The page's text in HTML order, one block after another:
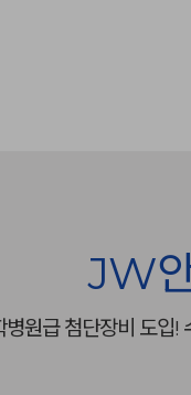
JW
병원급 첨단장비 도입!